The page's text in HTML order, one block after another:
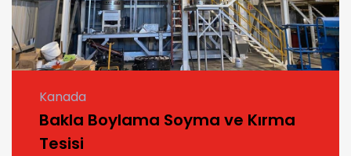
Kanada
Bakla Boylama Soyma ve Kırma
Tesisi